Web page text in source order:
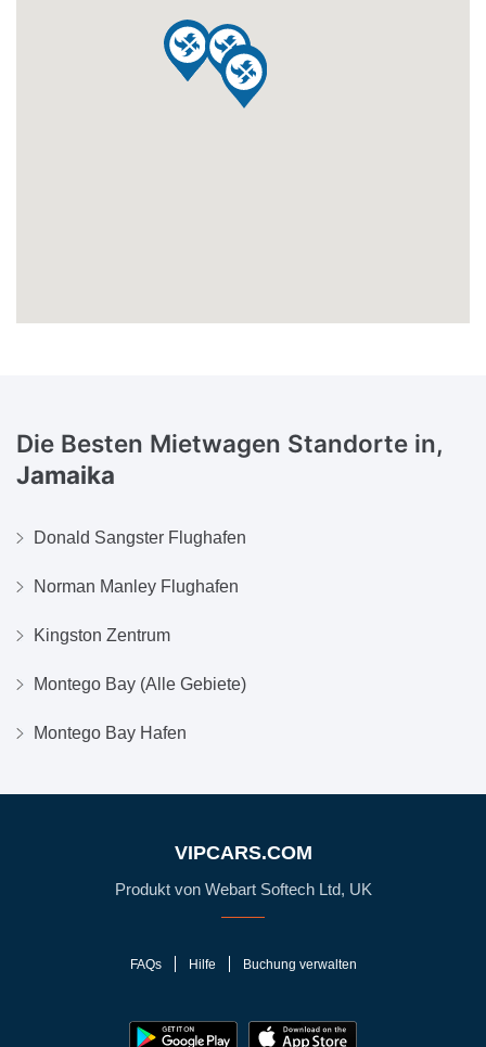
Die Besten Mietwagen Standorte in,
Jamaika
Donald Sangster Flughafen
Norman Manley Flughafen
Kingston Zentrum
Montego Bay (Alle Gebiete)
Montego Bay Hafen
VIPCARS.COM
Produkt von Webart Softech Ltd, UK
FAQs Hilfe Buchung verwalten